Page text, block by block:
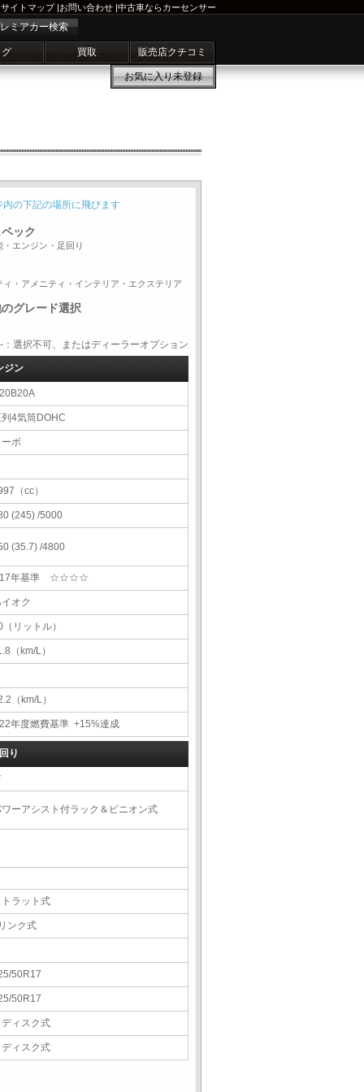
サイトマップ|お問い合わせ |中古車ならカーセンサー
ミアカー検索
買取 販売店クチコミ
お気に入り未登録
内の下記の場所に飛びます
ック
・エンジン・足回り
ィ・アメニティ・インテリア・エクステリア
グレード選択
択不可、またはディーラーオプション
ジン
4気筒DOHC
ボ
（cc）
(245) /5000
(35.7) /4800
年基準 ☆☆☆☆
オク
（リットル）
（km/L）
（km/L）
年度燃費基準 +15%達成
り
ーアシスト付ラック＆ピニオン式
ラット式
ンク式
50R17
50R17
ィスク式
ィスク式